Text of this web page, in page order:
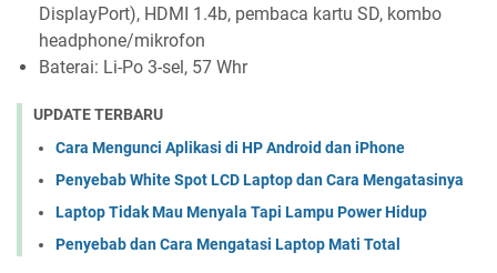
DisplayPort), HDMI 1.4b, pembaca kartu SD, kombo
headphone/mikrofon
Baterai: Li-Po 3-sel, 57 Whr
UPDATE TERBARU
Cara Mengunci Aplikasi di HP Android dan iPhone
Penyebab White Spot LCD Laptop dan Cara Mengatasinya
Laptop Tidak Mau Menyala Tapi Lampu Power Hidup
Penyebab dan Cara Mengatasi Laptop Mati Total